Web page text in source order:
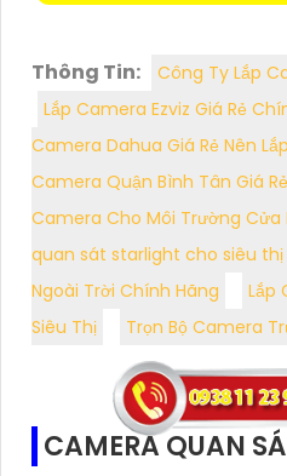
Thông Tin:
Công Ty Lắp
Lắp Camera Ezviz Giá Rẻ
Camera Dahua Giá Rẻ Nên
Camera Quận Bình Tân Giá
Camera Cho Môi Trường Cửa
quan sát starlight cho siêu thị
Ngoài Trời Chính Hãng
Lắp
Siêu Thị
Trọn Bộ Camera
CAMERA QUAN